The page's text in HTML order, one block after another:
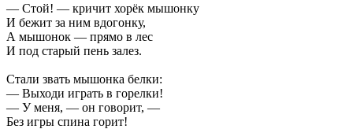
— Стой! — кричит хорёк мышонку
И бежит за ним вдогонку,
А мышонок — прямо в лес
И под старый пень залез.
Стали звать мышонка белки:
— Выходи играть в горелки!
— У меня, — он говорит, —
Без игры спина горит!